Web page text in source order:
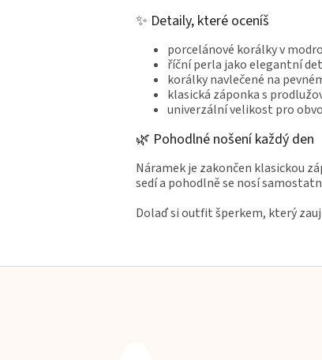
✨ Detaily, které oceníš
porcelánové korálky v
říční perla jako elegantní
korálky navlečené na
klasická záponka s
univerzální velikost pro
🌿 Pohodlné nošení každý den
Náramek je zakončen klasickou
sedí a pohodlně se nosí
Dolaď si outfit šperkem, který
Z